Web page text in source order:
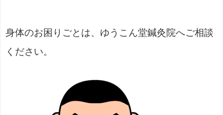
身体のお困りごとは、ゆうこん堂鍼灸院へご相談
ください。